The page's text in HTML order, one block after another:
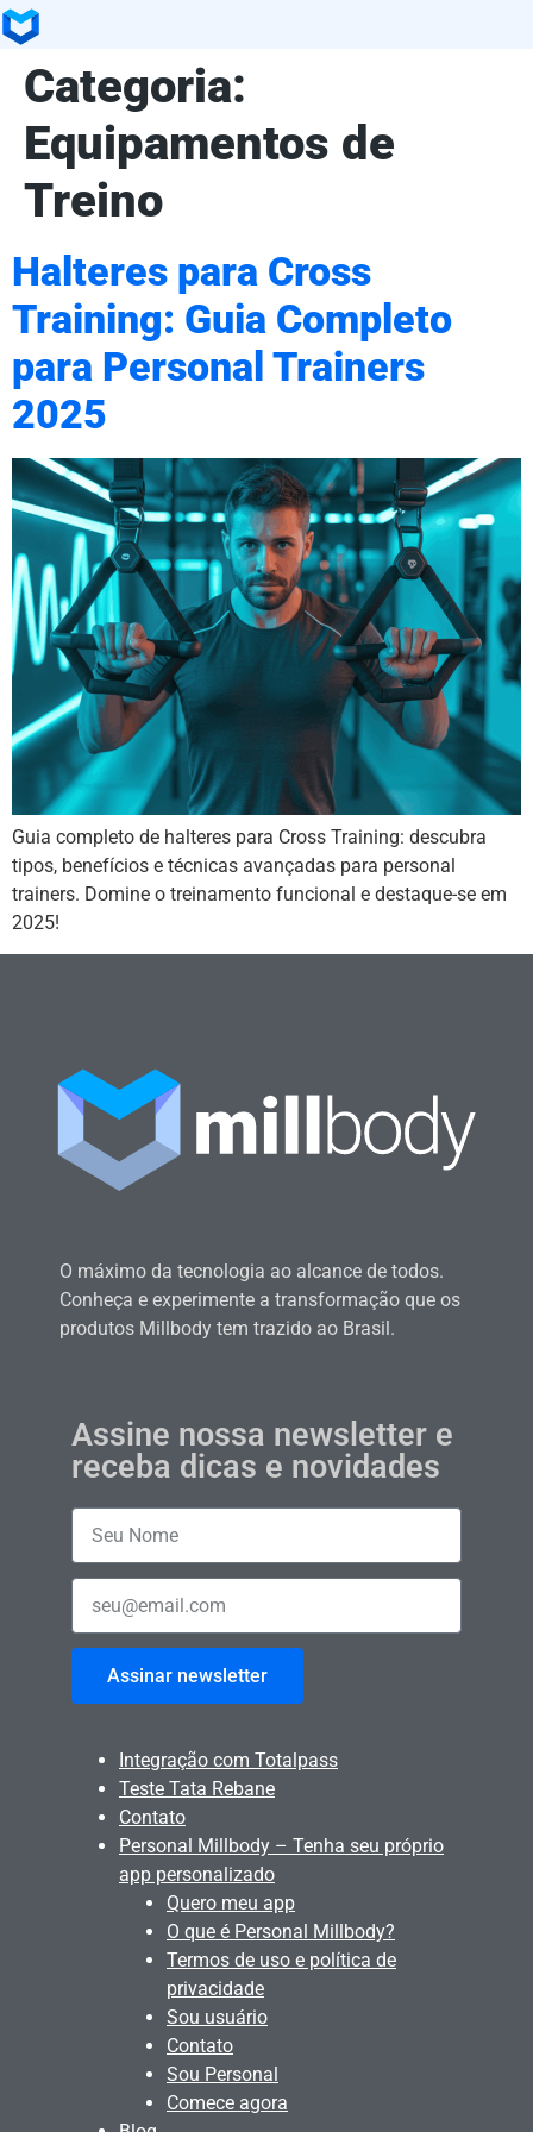
Categoria:
Equipamentos de
Treino
Halteres para Cross
Training: Guia Completo
para Personal Trainers
2025
Guia completo de halteres para Cross Training: descubra
tipos, benefícios e técnicas avançadas para personal
trainers. Domine o treinamento funcional e destaque-se em
2025!
O máximo da tecnologia ao alcance de todos.
Conheça e experimente a transformação que os
produtos Millbody tem trazido ao Brasil.
Assine nossa newsletter e
receba dicas e novidades
Assinar newsletter
Integração com Totalpass
Teste Tata Rebane
Contato
Personal Millbody – Tenha seu próprio
app personalizado
Quero meu app
O que é Personal Millbody?
Termos de uso e política de
privacidade
Sou usuário
Contato
Sou Personal
Comece agora